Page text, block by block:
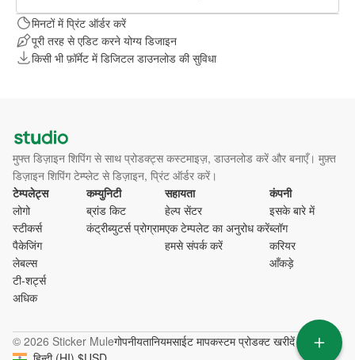
मिनटों में प्रिंट ऑर्डर करें
पूरी तरह से एडिट करने योग्य डिजाइन
किसी भी फ़ॉर्मेट में डिजिटल डाउनलोड की सुविधा
मुफ्त डिज़ाइन शिपिंग से साथ प्रोडक्ट्स कस्टमाइज़, डाउनलोड करें और बनाएँ। मुफ़्त
डिज़ाइन शिपिंग टेम्प्लेट से डिज़ाइन, प्रिंट ऑर्डर करें।
टेम्पलेट्स
लोगो
स्टीकर्स
पैकेजिंग
लेबल्स
टी-शर्ट्स
अधिक
कम्युनिटी
ब्रांड किट
कंट्रीब्युटर्स प्रोग्राम
सहायता
हेल्प सेंटर
एक टेम्पलेट का अनुरोध करें
हमसे संपर्क करें
कंपनी
इसके बारे में
ब्लॉग
करियर
आँकड़े
© 2026 Sticker Muleगोपनीयतानियमसाईट मापकस्टम प्रोडक्ट खरीदें